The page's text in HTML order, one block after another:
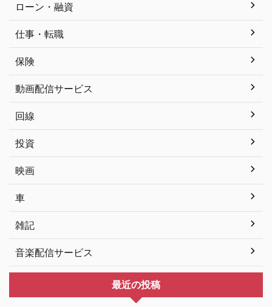
ローン・融資
仕事・転職
保険
動画配信サービス
回線
投資
映画
車
雑記
音楽配信サービス
最近の投稿